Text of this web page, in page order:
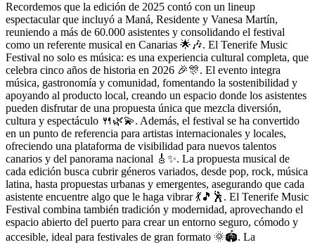
Recordemos que la edición de 2025 contó con un lineup
espectacular que incluyó a Maná, Residente y Vanesa Martín,
reuniendo a más de 60.000 asistentes y consolidando el festival
como un referente musical en Canarias 🌟🎶. El Tenerife Music
Festival no solo es música: es una experiencia cultural completa, que
celebra cinco años de historia en 2026 🎉🎊. El evento integra
música, gastronomía y comunidad, fomentando la sostenibilidad y
apoyando al producto local, creando un espacio donde los asistentes
pueden disfrutar de una propuesta única que mezcla diversión,
cultura y espectáculo 🍴🌿💫. Además, el festival se ha convertido
en un punto de referencia para artistas internacionales y locales,
ofreciendo una plataforma de visibilidad para nuevos talentos
canarios y del panorama nacional 🎸✨. La propuesta musical de
cada edición busca cubrir géneros variados, desde pop, rock, música
latina, hasta propuestas urbanas y emergentes, asegurando que cada
asistente encuentre algo que le haga vibrar 💃🎵🕺. El Tenerife Music
Festival combina también tradición y modernidad, aprovechando el
espacio abierto del puerto para crear un entorno seguro, cómodo y
accesible, ideal para festivales de gran formato 🌞🏟️. La